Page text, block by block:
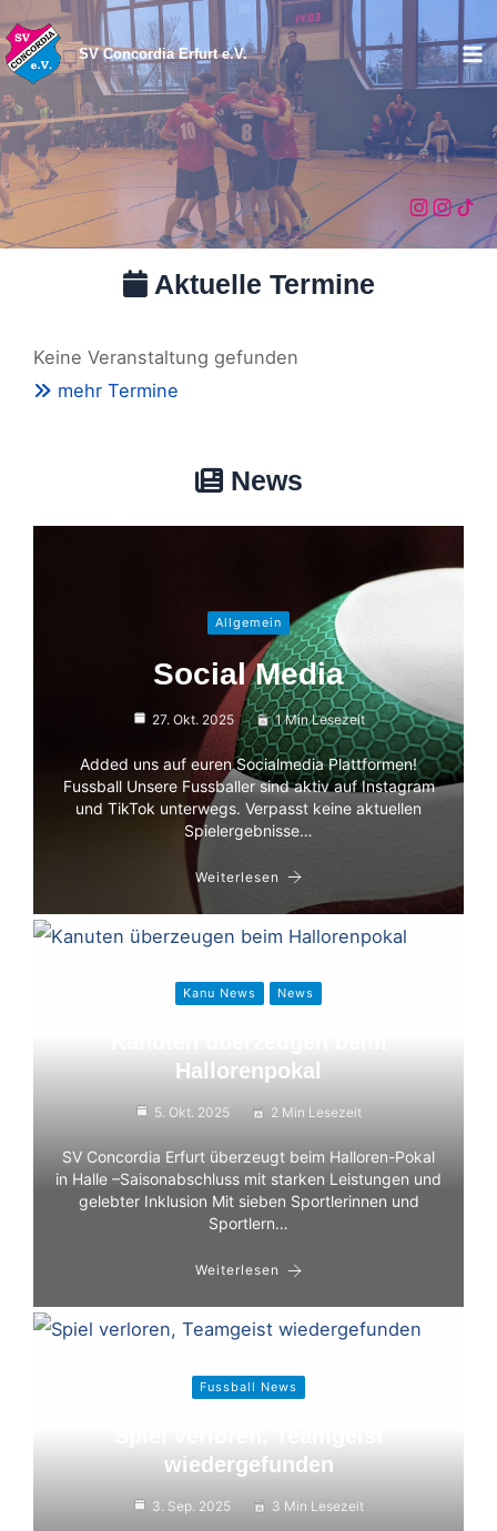
Zum
Inhalt
springen
SV Concordia Erfurt e.V.
Aktuelle Termine
Keine Veranstaltung gefunden
mehr Termine
News
Allgemein
Social Media
27. Okt. 2025 1 Min Lesezeit
Added uns auf euren Socialmedia Plattformen!
Fussball Unsere Fussballer sind aktiv auf Instagram
und TikTok unterwegs. Verpasst keine aktuellen
Spielergebnisse…
Weiterlesen
Kanu News News
Hallorenpokal
5. Okt. 2025 2 Min Lesezeit
SV Concordia Erfurt überzeugt beim Halloren-Pokal
in Halle –Saisonabschluss mit starken Leistungen und
gelebter Inklusion Mit sieben Sportlerinnen und
Sportlern…
Weiterlesen
Fussball News
wiedergefunden
3. Sep. 2025 3 Min Lesezeit